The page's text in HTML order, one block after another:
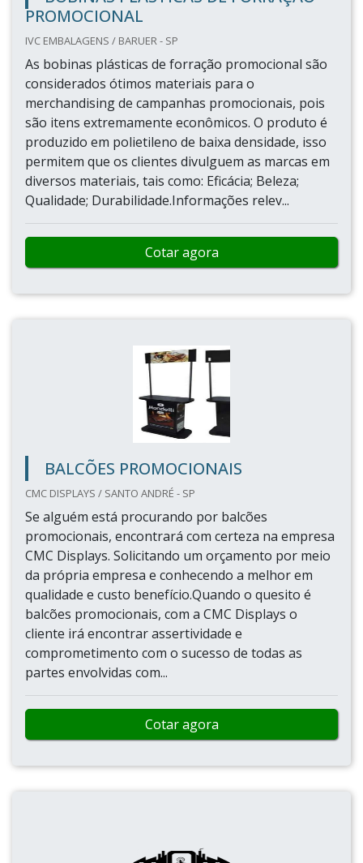
PROMOCIONAL
IVC EMBALAGENS / BARUER - SP
As bobinas plásticas de forração promocional são
considerados ótimos materiais para o
merchandising de campanhas promocionais, pois
são itens extremamente econômicos. O produto é
produzido em polietileno de baixa densidade, isso
permitem que os clientes divulguem as marcas em
diversos materiais, tais como: Eficácia; Beleza;
Qualidade; Durabilidade.Informações relev...
Cotar agora
BALCÕES PROMOCIONAIS
CMC DISPLAYS / SANTO ANDRÉ - SP
Se alguém está procurando por balcões
promocionais, encontrará com certeza na empresa
CMC Displays. Solicitando um orçamento por meio
da própria empresa e conhecendo a melhor em
qualidade e custo benefício.Quando o quesito é
balcões promocionais, com a CMC Displays o
cliente irá encontrar assertividade e
comprometimento com o sucesso de todas as
partes envolvidas com...
Cotar agora